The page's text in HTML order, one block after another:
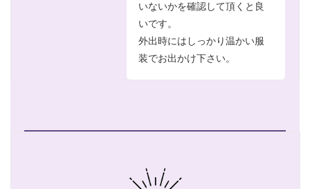
いないかを確認して頂くと良
いです。
外出時にはしっかり温かい服
装でお出かけ下さい。